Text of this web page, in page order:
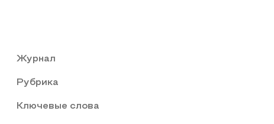
Журнал
Рубрика
Ключевые слова